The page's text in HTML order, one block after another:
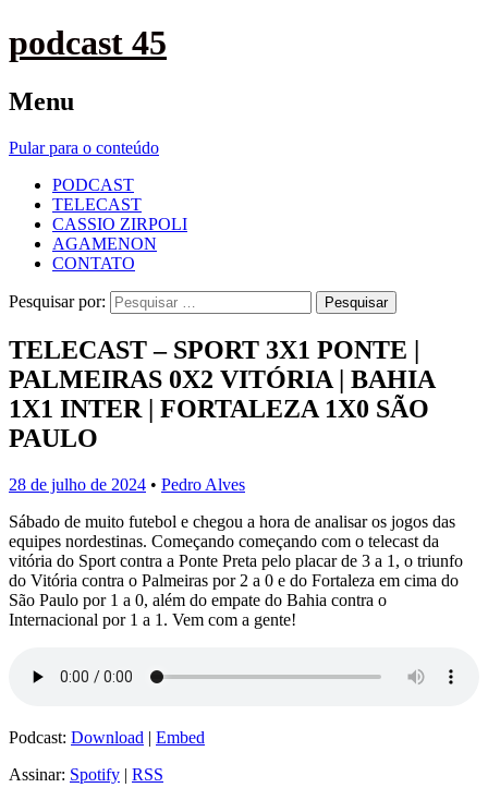
podcast 45
Menu
Pular para o conteúdo
PODCAST
TELECAST
CASSIO ZIRPOLI
AGAMENON
CONTATO
Pesquisar por:
TELECAST – SPORT 3X1 PONTE |
PALMEIRAS 0X2 VITÓRIA | BAHIA
1X1 INTER | FORTALEZA 1X0 SÃO
PAULO
28 de julho de 2024 • Pedro Alves
Sábado de muito futebol e chegou a hora de analisar os jogos das
equipes nordestinas. Começando começando com o telecast da
vitória do Sport contra a Ponte Preta pelo placar de 3 a 1, o triunfo
do Vitória contra o Palmeiras por 2 a 0 e do Fortaleza em cima do
São Paulo por 1 a 0, além do empate do Bahia contra o
Internacional por 1 a 1. Vem com a gente!
Podcast: Download | Embed
Assinar: Spotify | RSS